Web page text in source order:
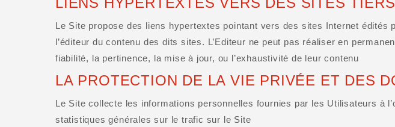
Le Site propose des liens hypertextes pointant vers des sites Internet
l’éditeur du contenu des dits sites. L’Editeur ne peut pas réaliser en
fiabilité, la pertinence, la mise à jour, ou l’exhaustivité de leur contenu
LA PROTECTION DE LA VIE PRIVÉE ET DES
Le Site collecte les informations personnelles fournies par les Utilisateurs à
statistiques générales sur le trafic sur le Site